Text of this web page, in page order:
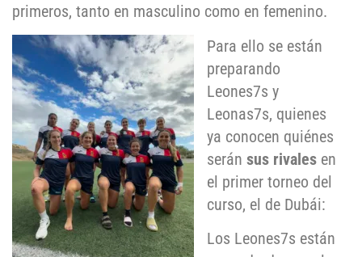
primeros, tanto en masculino como en femenino.
Para ello se están
preparando
Leones7s y
Leonas7s, quienes
ya conocen quiénes
serán sus rivales en
el primer torneo del
curso, el de Dubái:
Los Leones7s están